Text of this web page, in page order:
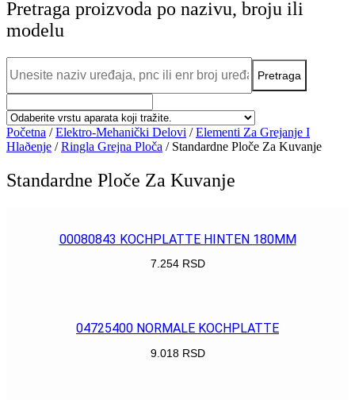
Pretraga proizvoda po nazivu, broju ili
modelu
Početna /Elektro-Mehanički Delovi /Elementi Za Grejanje I
Hlaðenje /Ringla Grejna Ploča / Standardne Ploče Za Kuvanje
Standardne Ploče Za Kuvanje
00080843 KOCHPLATTE HINTEN 180MM
7.254 RSD
04725400 NORMALE KOCHPLATTE
9.018 RSD